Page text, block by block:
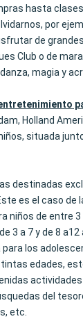
hasta
por
de
Club o de
magia y
Holland
situada
destinadas
es el caso de
niños de entre
3 a 7 y de 8
para los
edades,
del
etc.